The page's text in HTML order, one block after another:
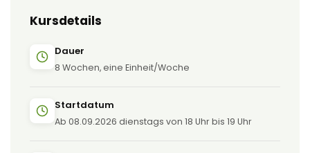
Kursdetails
Dauer
8 Wochen, eine Einheit/Woche
Startdatum
Ab 08.09.2026 dienstags von 18 Uhr bis 19 Uhr